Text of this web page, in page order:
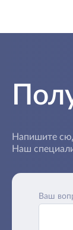
Напишите
Наш
Ваш